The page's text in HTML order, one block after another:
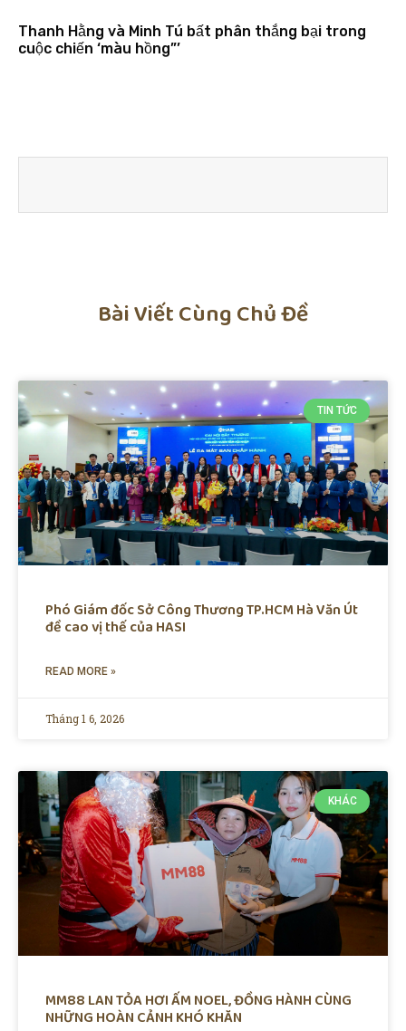
Thanh Hằng và Minh Tú bất phân thắng bại trong
cuộc chiến ‘màu hồng”’
Bài Viết Cùng Chủ Đề
TIN TỨC
Phó Giám đốc Sở Công Thương TP.HCM Hà Văn Út
đề cao vị thế của HASI
READ MORE »
Tháng 1 6, 2026
KHÁC
MM88 LAN TỎA HƠI ẤM NOEL, ĐỒNG HÀNH CÙNG
NHỮNG HOÀN CẢNH KHÓ KHĂN